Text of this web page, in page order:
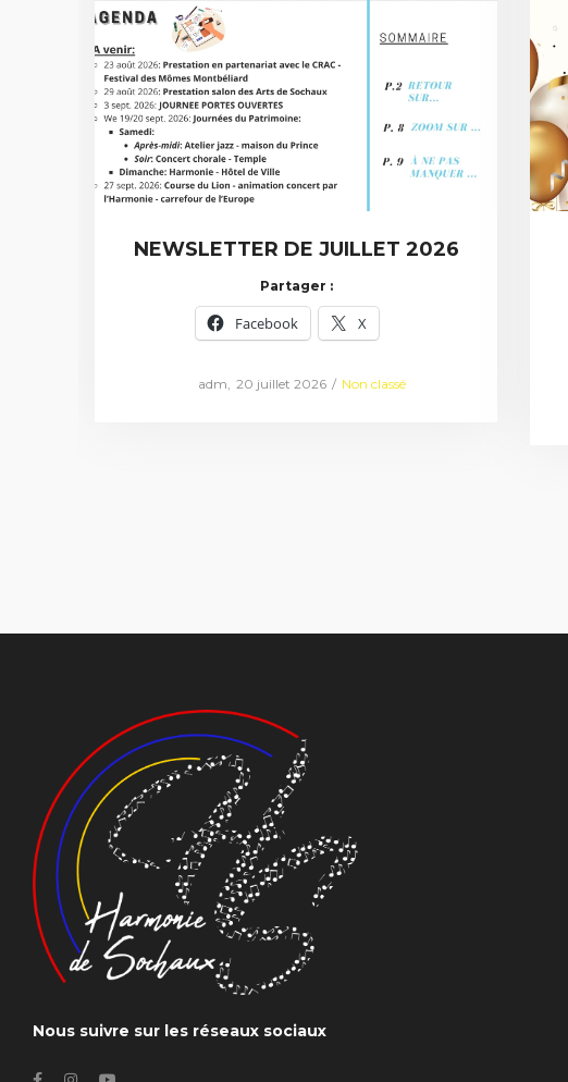
NEWSLETTER DE JUILLET 2026
Partager :
Facebook X
adm Posted
20 juillet 2026
Posted
Non classé
Nous suivre sur les réseaux sociaux